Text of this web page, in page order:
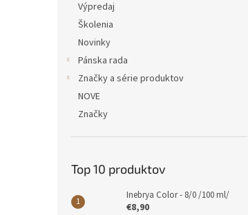
Výpredaj
Školenia
Novinky
Pánska rada
Značky a série produktov
NOVE
Značky
Top 10 produktov
Inebrya Color - 8/0 /100 ml/
€8,90